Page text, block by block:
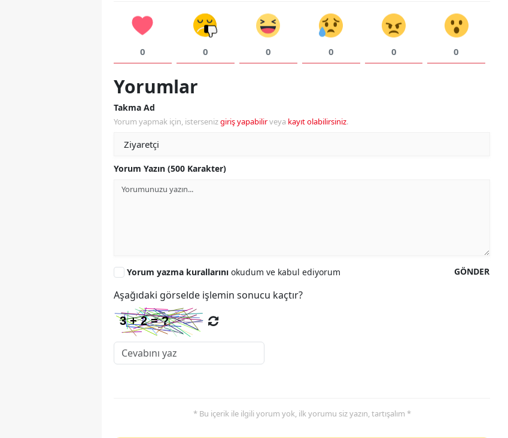
0 0 0 0 0 0
Yorumlar
Takma Ad
Yorum yapmak için, istersenizgiriş yapabilirveya kayıt olabilirsiniz.
Yorum Yazın (500 Karakter)
GÖNDER
Yorum yazma kurallarını okudum ve kabul ediyorum
Aşağıdaki görselde işlemin sonucu kaçtır?
* Bu içerik ile ilgili yorum yok, ilk yorumu siz yazın, tartışalım *